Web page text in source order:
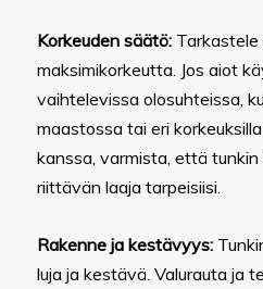
Korkeuden säätö: Tarkastele
maksimikorkeutta. Jos aiot
vaihtelevissa olosuhteissa,
maastossa tai eri
kanssa, varmista, että
riittävän laaja tarpeisiisi.
Rakenne ja kestävyys:
luja ja kestävä. Valurauta ja